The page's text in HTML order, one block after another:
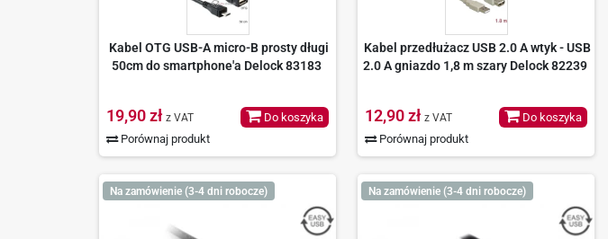
Kabel OTG USB-A micro-B prosty długi
50cm do smartphone'a Delock 83183
19,90 zł z VAT
Porównaj produkt
Do koszyka
Kabel przedłużacz USB 2.0 A wtyk - USB
2.0 A gniazdo 1,8 m szary Delock 82239
12,90 zł z VAT
Porównaj produkt
Do koszyka
Na zamówienie (3-4 dni robocze) Na zamówienie (3-4 dni robocze)